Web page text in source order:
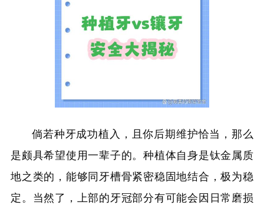
倘若种牙成功植入，且你后期维护恰当，那么
是颇具希望使用一辈子的。种植体自身是钛金属质
地之类的，能够同牙槽骨紧密稳固地结合，极为稳
定。当然了，上部的牙冠部分有可能会因日常磨损